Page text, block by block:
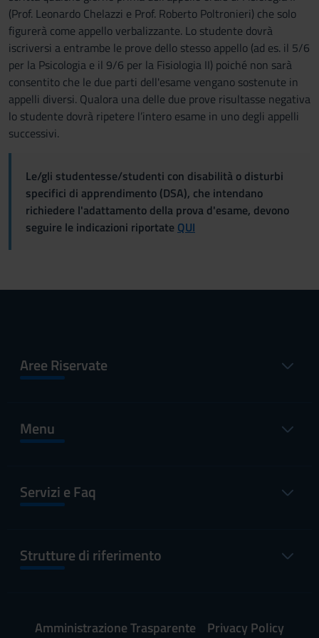
(Prof. Leonardo Chelazzi e Prof. Roberto Poltronieri) che solo
figurerà come appello verbalizzante. Lo studente dovrà
iscriversi a entrambe le prove dello stesso appello (ad es. il 5/6
per la Psicologia e il 9/6 per la Fisiologia II) poiché non sarà
consentito che le due parti dell'esame vengano sostenute in
appelli diversi. Qualora una delle due prove risultasse negativa
lo studente dovrà ripetere l’intero esame in uno degli appelli
successivi.
Le/gli studentesse/studenti con disabilità o disturbi
specifici di apprendimento (DSA), che intendano
richiedere l'adattamento della prova d'esame, devono
seguire le indicazioni riportate QUI
Aree Riservate
Menu
Servizi e Faq
Strutture di riferimento
Amministrazione Trasparente Privacy Policy